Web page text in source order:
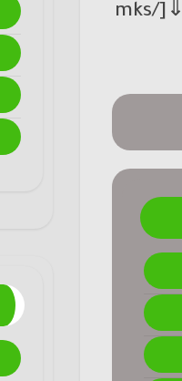
txt_color=”#ffffff”]⇓⇓⇓⇓⇓⇓⇓⇓⇓⇓مشاركة⇓⇓⇓⇓⇓⇓⇓⇓⇓⇓[/mks